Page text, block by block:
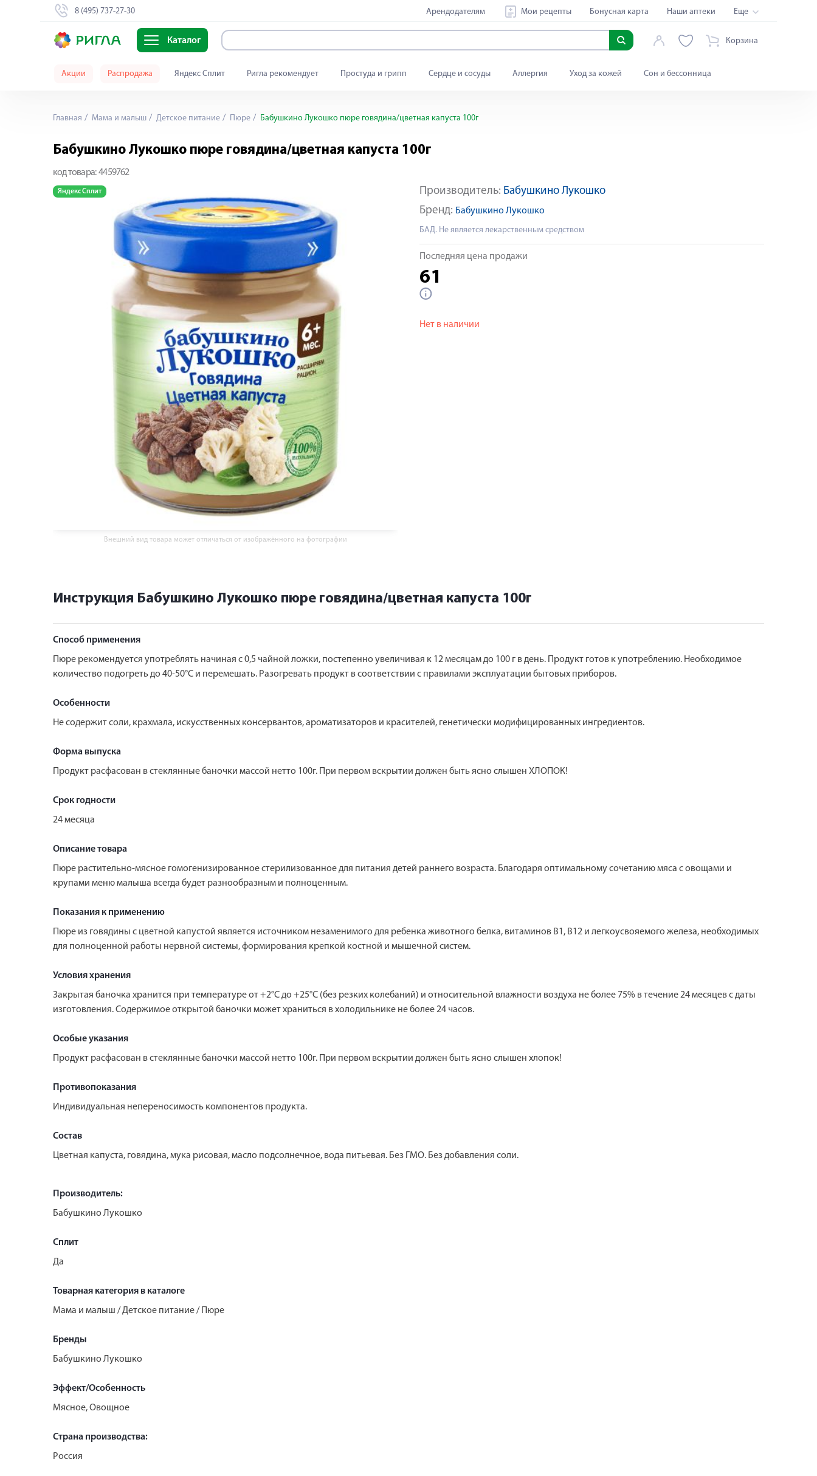
8 (495) 737-27-30 Арендодателям Мои рецепты Бонусная карта Наши аптеки Еще
Каталог Корзина
Акции Распродажа Яндекс Сплит Ригла рекомендует Простуда и грипп Сердце и сосуды Аллергия Уход за кожей Сон и бессонница
Главная Мама и малыш Детское питание Пюре Бабушкино Лукошко пюре говядина/цветная капуста 100г
Бабушкино Лукошко пюре говядина/цветная капуста 100г
код товара: 4459762
Яндекс Сплит
Внешний вид товара может отличаться от изображённого на фотографии
Производитель: Бабушкино Лукошко
Бренд: Бабушкино Лукошко
БАД. Не является лекарственным средством
Последняя цена продажи
61
Нет в наличии
Инструкция Бабушкино Лукошко пюре говядина/цветная капуста 100г
Способ применения
Пюре рекомендуется употреблять начиная с 0,5 чайной ложки, постепенно увеличивая к 12 месяцам до 100 г в день. Продукт готов к употреблению. Необходимое
количество подогреть до 40-50°С и перемешать. Разогревать продукт в соответствии с правилами эксплуатации бытовых приборов.
Особенности
Не содержит соли, крахмала, искусственных консервантов, ароматизаторов и красителей, генетически модифицированных ингредиентов.
Форма выпуска
Продукт расфасован в стеклянные баночки массой нетто 100г. При первом вскрытии должен быть ясно слышен ХЛОПОК!
Срок годности
24 месяца
Описание товара
Пюре растительно-мясное гомогенизированное стерилизованное для питания детей раннего возраста. Благодаря оптимальному сочетанию мяса с овощами и
крупами меню малыша всегда будет разнообразным и полноценным.
Показания к применению
Пюре из говядины с цветной капустой является источником незаменимого для ребенка животного белка, витаминов В1, В12 и легкоусвояемого железа, необходимых
для полноценной работы нервной системы, формирования крепкой костной и мышечной систем.
Условия хранения
Закрытая баночка хранится при температуре от +2°С до +25°С (без резких колебаний) и относительной влажности воздуха не более 75% в течение 24 месяцев с даты
изготовления. Содержимое открытой баночки может храниться в холодильнике не более 24 часов.
Особые указания
Продукт расфасован в стеклянные баночки массой нетто 100г. При первом вскрытии должен быть ясно слышен хлопок!
Противопоказания
Индивидуальная непереносимость компонентов продукта.
Состав
Цветная капуста, говядина, мука рисовая, масло подсолнечное, вода питьевая. Без ГМО. Без добавления соли.
Производитель:
Бабушкино Лукошко
Сплит
Да
Товарная категория в каталоге
Мама и малыш / Детское питание / Пюре
Бренды
Бабушкино Лукошко
Эффект/Особенность
Мясное, Овощное
Страна производства:
Россия